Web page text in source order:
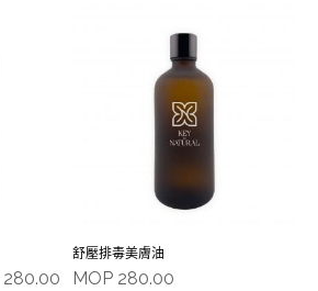
280.00
舒壓排毒美膚油
MOP 280.00